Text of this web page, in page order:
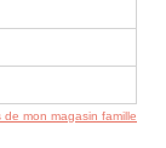
de mon magasin famille